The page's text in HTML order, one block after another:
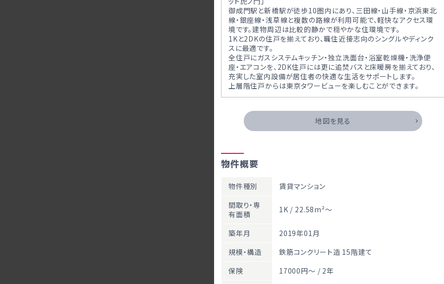
御成門駅と新橋駅が徒歩10圏内にあり、三田線・山手線・京浜東北
線・銀座線・浅草線と複数の路線が利用可能で、軽快なアクセス環
境です。建物周辺は比較的静かで穏やかな住環境です。
1Kと2DKの住戸を揃えており、職住近接志向のシングルやディンク
スに最適です。
全住戸にガスシステムキッチン・独立洗面台・浴室乾燥機・洗浄便
座・エアコンを、2DK住戸には更に追焚バスと床暖房を揃えており、
充実した室内設備が居住者の快適な生活をサポートします。
上層階住戸からは東京タワービューを楽しむことができます。
地図を見る
物件概要
物件種別
賃貸マンション
間取り・専
有面積
1K / 22.58m²～
築年月
2019年01月
規模・構造
鉄筋コンクリート造 15階建て
保険
17000円～ / 2年